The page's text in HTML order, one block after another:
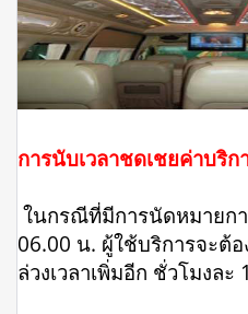
การนับเวลาชดเชยค่าบริก
ในกรณีที่มีการนัดหมายกา
06.00 น. ผู้ใช้บริการจะต้
ล่วงเวลาเพิ่มอีก ชั่วโมงละ